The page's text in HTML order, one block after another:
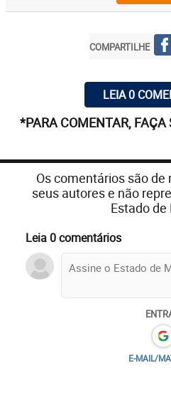
COMPARTILHE
LEIA 0
*PARA COMENTAR, FAÇA
Os comentários são
seus autores e não
Estado de
Leia 0 comentários
E-MAIL/